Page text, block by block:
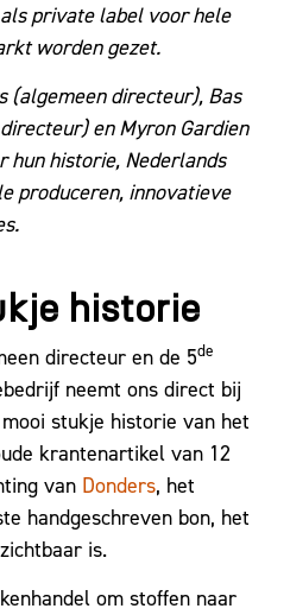
private label voor hele
worden gezet.
(algemeen directeur), Bas
en Myron Gardien
hun historie, Nederlands
produceren, innovatieve
historie
directeur en de 5de
neemt ons direct bij
stukje historie van het
krantenartikel van 12
van Donders, het
handgeschreven bon, het
is.
om stoffen naar